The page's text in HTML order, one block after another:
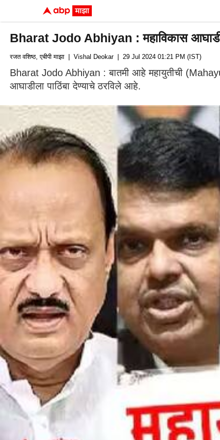
Bharat Jodo Abhiyan : महाविकास
रजत वशिष्ठ, एबीपी माझा | Vishal Deokar| 29 Jul 2024 01:21 PM (IST)
Bharat Jodo Abhiyan : बातमी आहे महायुतीची
आघाडीला पाठिंबा देण्याचे ठरविले आहे.